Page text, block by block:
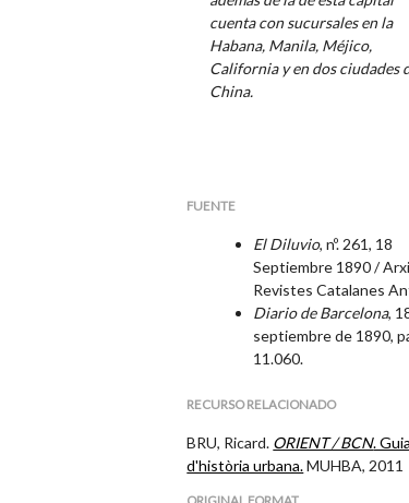
cuenta con sucursales en la
Habana, Manila, Méjico,
California y en dos ciudades
China.
FUENTE
El Diluvio, nº. 261, 18
Septiembre 1890 /
Revistes Catalanes
Diario de Barcelona,
septiembre de 1890,
11.060.
RECURSO RELACIONADO
BRU, Ricard. ORIENT / BCN. Guia
d'història urbana.MUHBA, 2011